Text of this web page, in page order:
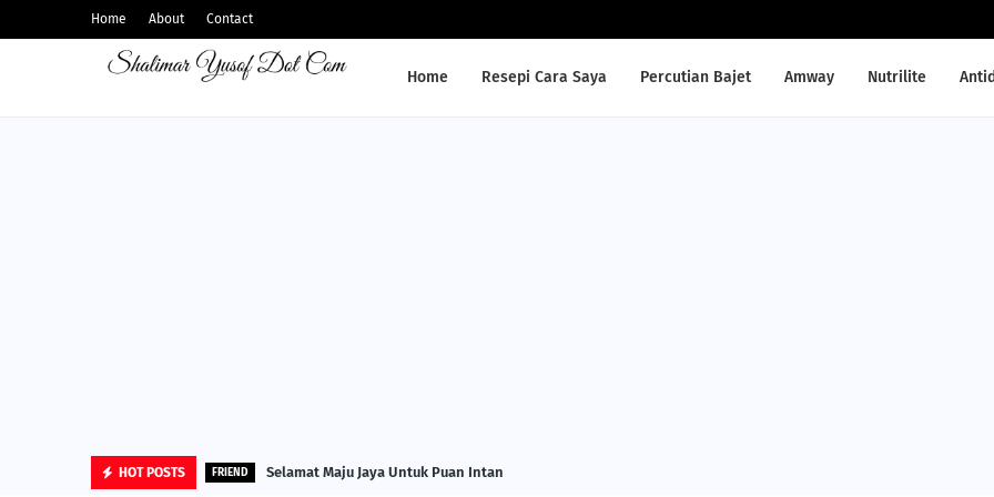
Home About Contact
Home Resepi Cara Saya Percutian Bajet Amway Nutrilite
HOT POSTS FRIEND Selamat Maju Jaya Untuk Puan Intan